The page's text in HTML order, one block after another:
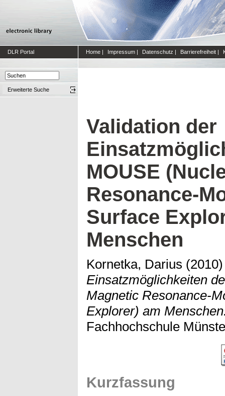
DLR Portal Home | Impressum | Datenschutz | Barrierefreiheit |
Erweiterte Suche
Validation der
MOUSE
Resonance-
Surface
Menschen
Kornetka, Darius
Einsatzmöglichkeiten
Magnetic Resonance-
Explorer) am
Fachhochschule
Kurzfassung